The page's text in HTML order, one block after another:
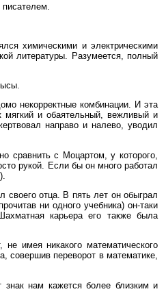
химическими и электрическими
литературы. Разумеется, полный
некорректные комбинации. И эта
мягкий и обаятельный, вежливый и
направо и налево, уводил
сравнить с Моцартом, у которого,
рукой. Если бы он много работал
своего отца. В пять лет он обыграл
ни одного учебника) он-таки
карьера его также была
имея никакого математического
совершив переворот в математике,
знак нам кажется более близким и